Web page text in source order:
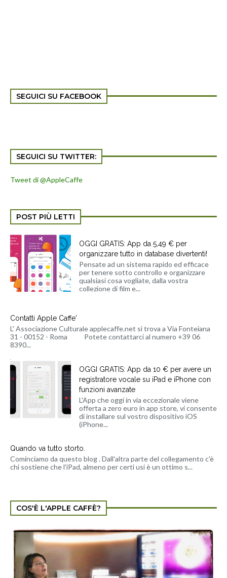
SEGUICI SU FACEBOOK
SEGUICI SU TWITTER:
Tweet di @AppleCaffe
POST PIÙ LETTI
OGGI GRATIS: App da 5,49 € per
organizzare tutto in database divertenti!
Pensate ad un sistema rapido ed efficace
per tenere sotto controllo e organizzare
qualsiasi cosa vogliate, dalla vostra
collezione di film e...
Contatti Apple Caffe'
L' Associazione Culturale applecaffe.net si trova a Via Fonteiana
31 - 00152 - Roma Potete contattarci al numero +39 06
8390...
OGGI GRATIS: App da 10 € per avere un
registratore vocale su iPad e iPhone con
funzioni avanzate
L'App che oggi in via eccezionale viene
offerta a zero euro in app store, vi consente
di installare sul vostro dispositivo iOS
(iPhone...
Quando va tutto storto.
Cominciamo da questo blog . Dall'altra parte del collegamento c'è
chi sostiene che l'iPad, almeno per certi usi è un ottimo s...
COS'È L'APPLE CAFFÈ?